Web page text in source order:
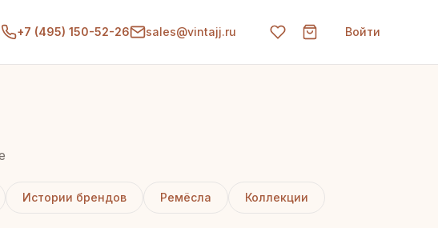
+7 (495) 150-52-26 sales@vintajj.ru Войти
Истории брендов Ремёсла Коллекции